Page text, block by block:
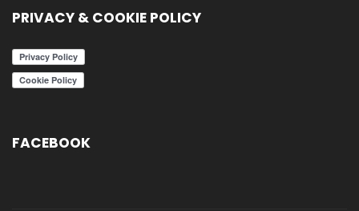
PRIVACY & COOKIE POLICY
FACEBOOK